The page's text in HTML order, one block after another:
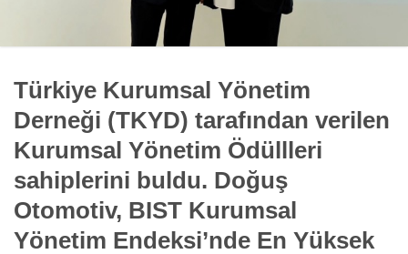
Türkiye Kurumsal Yönetim
Derneği (TKYD) tarafından verilen
Kurumsal Yönetim Ödüllleri
sahiplerini buldu. Doğuş
Otomotiv, BIST Kurumsal
Yönetim Endeksi’nde En Yüksek